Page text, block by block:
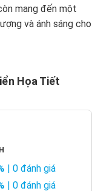
mang đến một
và ánh sáng cho
Họa Tiết
| 0 đánh giá
| 0 đánh giá